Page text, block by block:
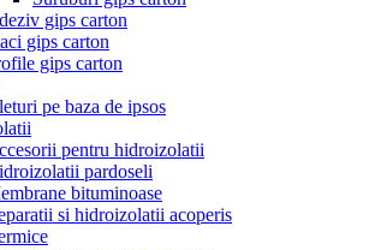
gips carton
gips carton
gips carton
pe baza de ipsos
pentru hidroizolatii
pardoseli
bituminoase
si hidroizolatii acoperis